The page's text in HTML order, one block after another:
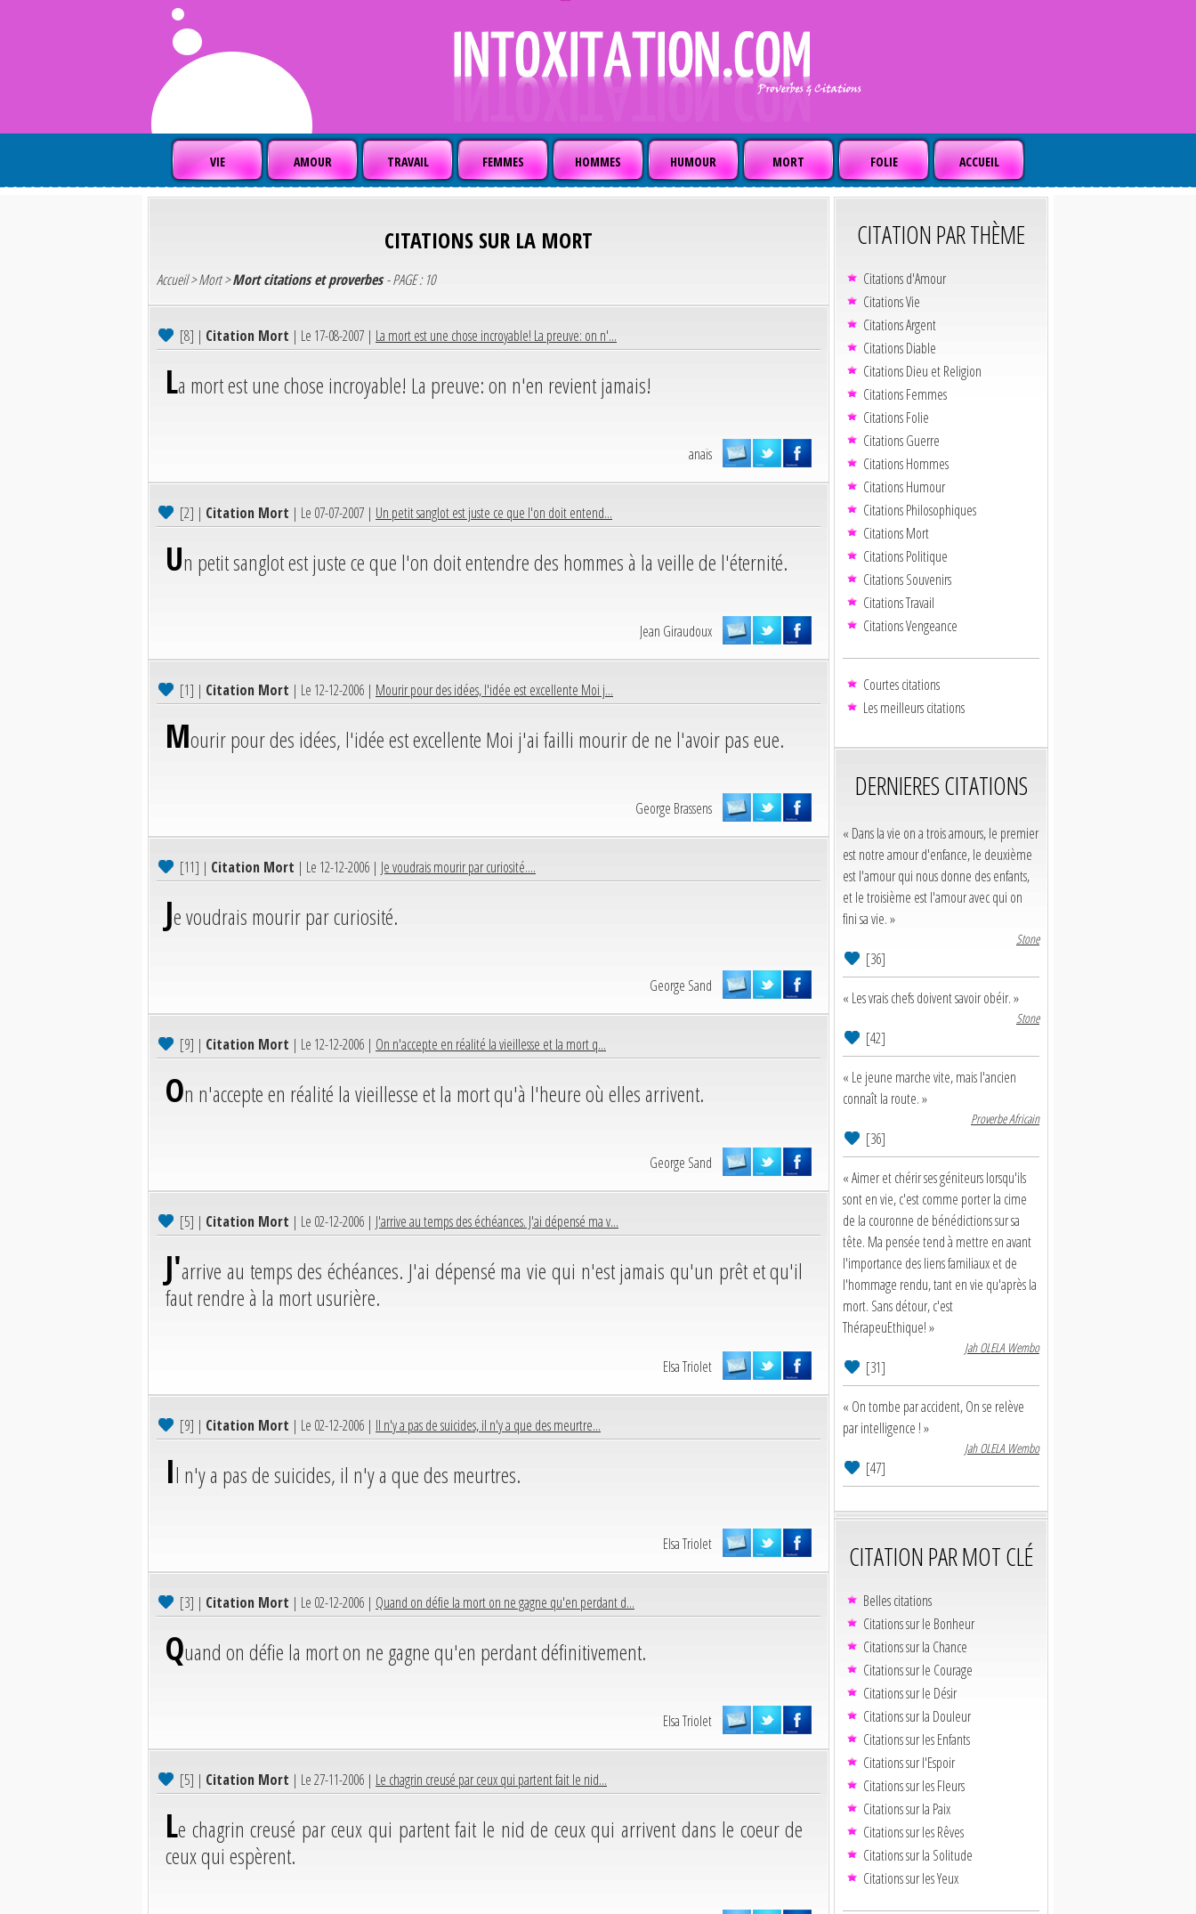
VIE AMOUR TRAVAIL FEMMES HOMMES HUMOUR MORT FOLIE ACCUEIL
CITATIONS SUR LA MORT
Accueil>Mort>Mort citations et proverbes- PAGE : 10
[8] | Citation Mort | Le 17-08-2007 | La mort est une chose incroyable! La preuve: on n'...
La mort est une chose incroyable! La preuve: on n'en revient jamais!
anaïs
[2] | Citation Mort | Le 07-07-2007 | Un petit sanglot est juste ce que l'on doit entend...
Un petit sanglot est juste ce que l'on doit entendre des hommes à la veille de l'éternité.
Jean Giraudoux
[1] | Citation Mort | Le 12-12-2006 | Mourir pour des idées, l'idée est excellente Moi j...
Mourir pour des idées, l'idée est excellente Moi j'ai failli mourir de ne l'avoir pas eue.
George Brassens
[11] | Citation Mort | Le 12-12-2006 | Je voudrais mourir par curiosité....
Je voudrais mourir par curiosité.
George Sand
[9] | Citation Mort | Le 12-12-2006 | On n'accepte en réalité la vieillesse et la mort q...
On n'accepte en réalité la vieillesse et la mort qu'à l'heure où elles arrivent.
George Sand
[5] | Citation Mort | Le 02-12-2006 | J'arrive au temps des échéances. J'ai dépensé ma v...
J'arrive au temps des échéances. J'ai dépensé ma vie qui n'est jamais qu'un prêt et qu'il
faut rendre à la mort usurière.
Elsa Triolet
[9] | Citation Mort | Le 02-12-2006 | Il n'y a pas de suicides, il n'y a que des meurtre...
Il n'y a pas de suicides, il n'y a que des meurtres.
Elsa Triolet
[3] | Citation Mort | Le 02-12-2006 | Quand on défie la mort on ne gagne qu'en perdant d...
Quand on défie la mort on ne gagne qu'en perdant définitivement.
Elsa Triolet
[5] | Citation Mort | Le 27-11-2006 | Le chagrin creusé par ceux qui partent fait le nid...
Le chagrin creusé par ceux qui partent fait le nid de ceux qui arrivent dans le coeur de
ceux qui espèrent.
CITATION PAR THÈME
Citations d'Amour
Citations Vie
Citations Argent
Citations Diable
Citations Dieu et Religion
Citations Femmes
Citations Folie
Citations Guerre
Citations Hommes
Citations Humour
Citations Philosophiques
Citations Mort
Citations Politique
Citations Souvenirs
Citations Travail
Citations Vengeance
Courtes citations
Les meilleurs citations
DERNIERES CITATIONS
« Dans la vie on a trois amours, le premier
est notre amour d'enfance, le deuxième
est l'amour qui nous donne des enfants,
et le troisième est l'amour avec qui on
fini sa vie. »
Stone
[36]
« Les vrais chefs doivent savoir obéir. »
Stone
[42]
« Le jeune marche vite, mais l'ancien
connaît la route. »
Proverbe Africain
[36]
« Aimer et chérir ses géniteurs lorsqu'ils
sont en vie, c'est comme porter la cime
de la couronne de bénédictions sur sa
tête. Ma pensée tend à mettre en avant
l'importance des liens familiaux et de
l'hommage rendu, tant en vie qu'après la
mort. Sans détour, c'est
ThérapeuEthique! »
Jah OLELA Wembo
[31]
« On tombe par accident, On se relève
par intelligence ! »
Jah OLELA Wembo
[47]
CITATION PAR MOT CLÉ
Belles citations
Citations sur le Bonheur
Citations sur la Chance
Citations sur le Courage
Citations sur le Désir
Citations sur la Douleur
Citations sur les Enfants
Citations sur l'Espoir
Citations sur les Fleurs
Citations sur la Paix
Citations sur les Rêves
Citations sur la Solitude
Citations sur les Yeux